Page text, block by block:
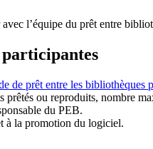
l’équipe du prêt entre
participantes
de prêt entre les bibliothèques
prêtés ou reproduits, nombre
du PEB.
à la promotion du logiciel.